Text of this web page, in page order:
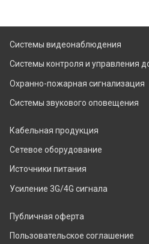
Системы видеонаблюдения
Системы контроля и управления
Охранно-пожарная сигнализация
Системы звукового оповещения
Кабельная продукция
Сетевое оборудование
Источники питания
Усиление 3G/4G сигнала
Публичная оферта
Пользовательское соглашение